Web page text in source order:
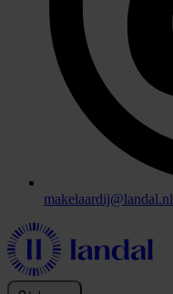
makelaardij@landal.nl